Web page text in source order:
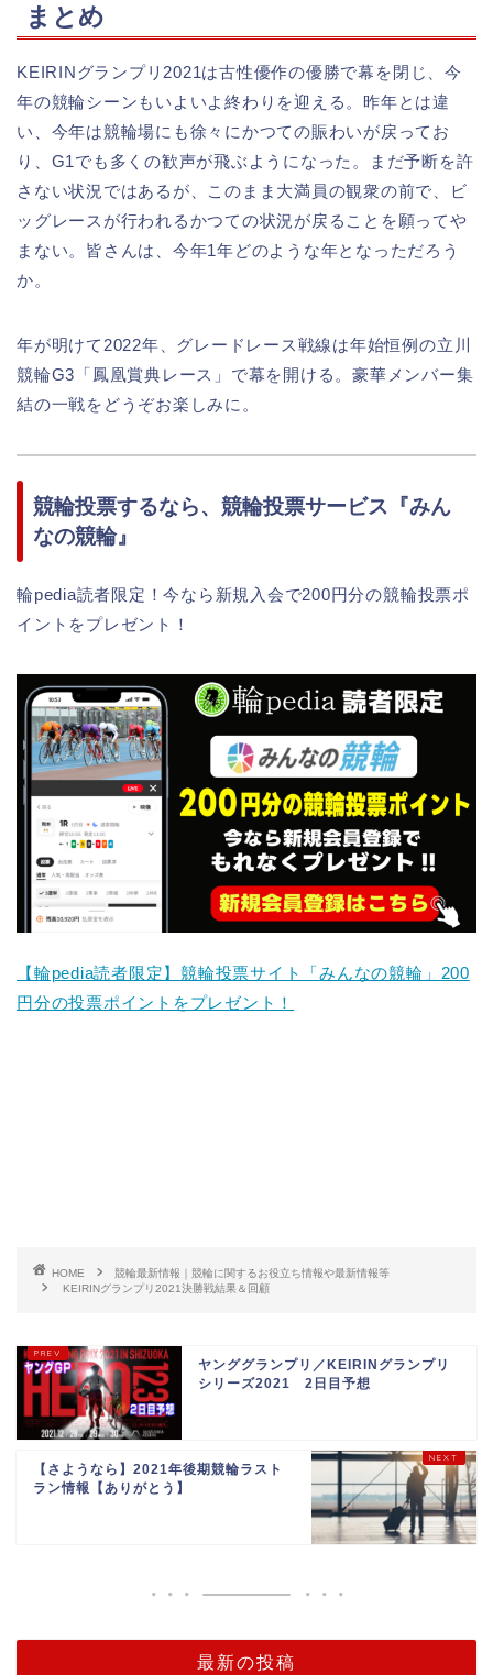
まとめ
KEIRINグランプリ2021は古性優作の優勝で幕を閉じ、今
年の競輪シーンもいよいよ終わりを迎える。昨年とは違
い、今年は競輪場にも徐々にかつての賑わいが戻ってお
り、G1でも多くの歓声が飛ぶようになった。まだ予断を許
さない状況ではあるが、このまま大満員の観衆の前で、ビ
ッグレースが行われるかつての状況が戻ることを願ってや
まない。皆さんは、今年1年どのような年となっただろう
か。
年が明けて2022年、グレードレース戦線は年始恒例の立川
競輪G3「鳳凰賞典レース」で幕を開ける。豪華メンバー集
結の一戦をどうぞお楽しみに。
競輪投票するなら、競輪投票サービス『みん
なの競輪』
輪pedia読者限定！今なら新規入会で200円分の競輪投票ポ
イントをプレゼント！
【輪pedia読者限定】競輪投票サイト「みんなの競輪」200
円分の投票ポイントをプレゼント！
HOME
競輪最新情報｜競輪に関するお役立ち情報や最新情報等
KEIRINグランプリ2021決勝戦結果＆回顧
ヤンググランプリ／KEIRINグランプリ
シリーズ2021 2日目予想
【さようなら】2021年後期競輪ラスト
ラン情報【ありがとう】
最新の投稿